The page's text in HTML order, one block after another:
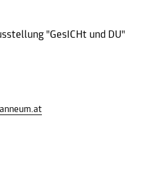
"GesICHt und DU"